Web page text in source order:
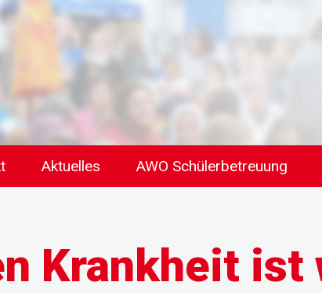
Aktuelles AWO Schülerbetreuung
Krankheit ist